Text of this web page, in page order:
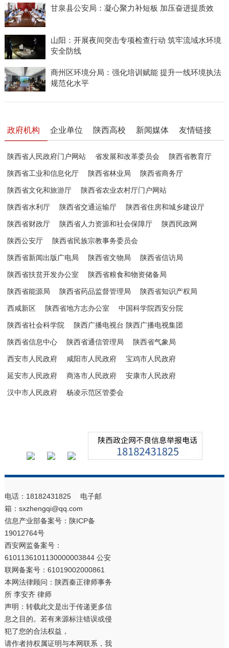
甘泉县公安局：凝心聚力补短板 加压奋进提质效
山阳：开展夜间突击专项检查行动 筑牢流域水环境
安全防线
商州区环境分局：强化培训赋能 提升一线环境执法
规范化水平
政府机构 企业单位 陕西高校 新闻媒体 友情链接
陕西省人民政府门户网站 省发展和改革委员会 陕西省教育厅
陕西省工业和信息化厅 陕西省林业局 陕西省商务厅
陕西省文化和旅游厅 陕西省农业农村厅门户网站
陕西省水利厅 陕西省交通运输厅 陕西省住房和城乡建设厅
陕西省财政厅 陕西省人力资源和社会保障厅 陕西民政网
陕西公安厅 陕西省民族宗教事务委员会
陕西省新闻出版广电局 陕西省文物局 陕西省信访局
陕西省扶贫开发办公室 陕西省粮食和物资储备局
陕西省能源局 陕西省药品监督管理局 陕西省知识产权局
西咸新区 陕西省地方志办公室 中国科学院西安分院
陕西省社会科学院 陕西广播电视台 陕西广播电视集团
陕西省信息中心 陕西省通信管理局 陕西省气象局
西安市人民政府 咸阳市人民政府 宝鸡市人民政府
延安市人民政府 商洛市人民政府 安康市人民政府
汉中市人民政府 杨凌示范区管委会
电话：18182431825 电子邮
箱：sxzhengqi@qq.com
信息产业部备案号： 陕ICP备
19012764号
西安网监备案号：
6101136101130000003844 公安
联网备案号：61019002000861
本网法律顾问：陕西秦正律师事务
所 李安齐 律师
声明：转载此文是出于传递更多信
息之目的。若有来源标注错误或侵
犯了您的合法权益，
请作者持权属证明与本网联系，我